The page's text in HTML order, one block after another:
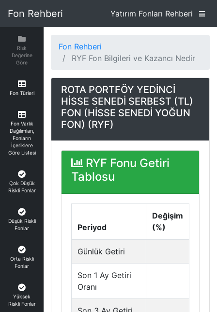
Fon Rehberi Yatırım Fonları Rehberi
Risk
Değerine
Göre
Fon Türleri
Fon Varlık
Dağılımları,
Fonların
İçeriklere
Göre Listesi
Çok Düşük
Riskli Fonlar
Düşük Riskli
Fonlar
Orta Riskli
Fonlar
Yüksek
Riskli Fonlar
Fon Rehberi
RYF Fon Bilgileri ve Kazancı Nedir
ROTA PORTFÖY YEDİNCİ
HİSSE SENEDİ SERBEST (TL)
FON (HİSSE SENEDİ YOĞUN
FON) (RYF)
RYF Fonu Getiri
Tablosu
Periyod
Değişim
(%)
Günlük Getiri
Son 1 Ay Getiri
Oranı